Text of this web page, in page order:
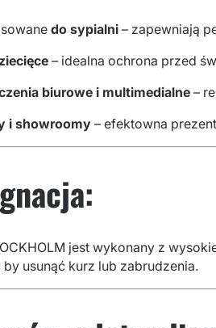
do sypialni – zapewniają
– idealna ochrona przed
biurowe i multimedialne –
i showroomy – efektowna
jest wykonany z
by usunąć kurz lub zabrudzenia.